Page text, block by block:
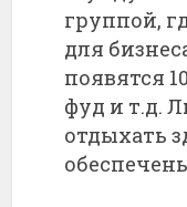
группой,
для
появятся
фуд и т.д.
отдыхать